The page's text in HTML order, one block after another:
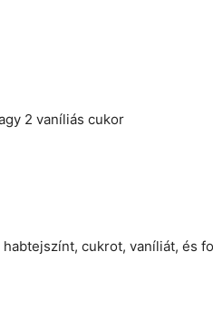
2 vaníliás cukor
cukrot, vaníliát, és